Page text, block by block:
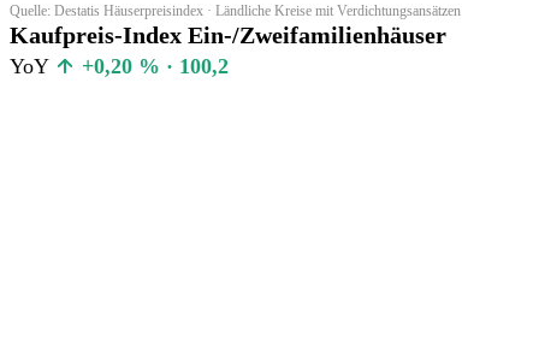
Quelle: Destatis Häuserpreisindex · Ländliche Kreise mit Verdichtungsansätzen
Kaufpreis-Index Ein-/Zweifamilienhäuser
YoY +0,20 % · 100,2